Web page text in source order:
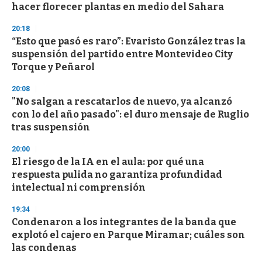
o
d
s
hacer florecer plantas en medio del Sahara
20:18
“Esto que pasó es raro”: Evaristo González tras la
suspensión del partido entre Montevideo City
Torque y Peñarol
20:08
"No salgan a rescatarlos de nuevo, ya alcanzó
con lo del año pasado": el duro mensaje de Ruglio
tras suspensión
20:00
El riesgo de la IA en el aula: por qué una
respuesta pulida no garantiza profundidad
intelectual ni comprensión
19:34
Condenaron a los integrantes de la banda que
explotó el cajero en Parque Miramar; cuáles son
las condenas